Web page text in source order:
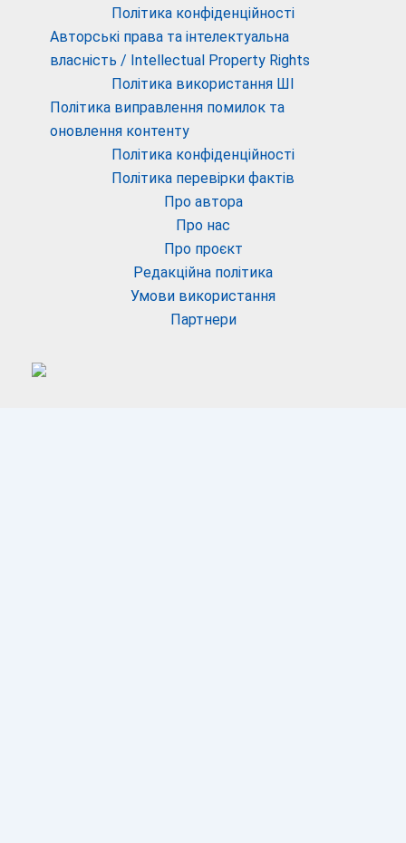
Політика конфіденційності
Авторські права та інтелектуальна
власність / Intellectual Property Rights
Політика використання ШІ
Політика виправлення помилок та
оновлення контенту
Політика конфіденційності
Політика перевірки фактів
Про автора
Про нас
Про проєкт
Редакційна політика
Умови використання
Партнери